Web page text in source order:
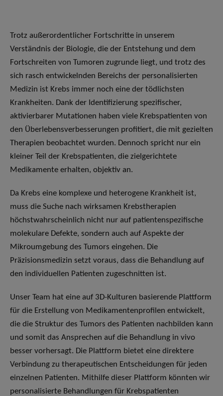
Trotz außerordentlicher Fortschritte in unserem
Verständnis der Biologie, die der Entstehung und dem
Fortschreiten von Tumoren zugrunde liegt, und trotz des
sich rasch entwickelnden Bereichs der personalisierten
Medizin ist Krebs immer noch eine der tödlichsten
Krankheiten. Dank der Identifizierung spezifischer,
aktivierbarer Mutationen haben viele Krebspatienten von
den Überlebensverbesserungen profitiert, die mit gezielten
Therapien beobachtet wurden. Dennoch spricht nur ein
kleiner Teil der Krebspatienten, die zielgerichtete
Medikamente erhalten, objektiv an.
Da Krebs eine komplexe und heterogene Krankheit ist,
muss die Suche nach wirksamen Krebstherapien
höchstwahrscheinlich nicht nur auf patientenspezifische
molekulare Defekte, sondern auch auf Aspekte der
Mikroumgebung des Tumors eingehen. Die
Präzisionsmedizin setzt voraus, dass die Behandlung auf
den individuellen Patienten zugeschnitten ist.
Unser Team hat eine auf 3D-Kulturen basierende Plattform
für die Erstellung von Medikamentenprofilen entwickelt,
die die Struktur des Tumors des Patienten nachbilden kann
und somit das Ansprechen auf die Behandlung in vivo
besser vorhersagt. Die Plattform bietet eine direktere
Verbindung zu therapeutischen Entscheidungen für jeden
einzelnen Patienten. Mithilfe dieser Plattform könnten wir
personalisierte Behandlungen für Krebspatienten